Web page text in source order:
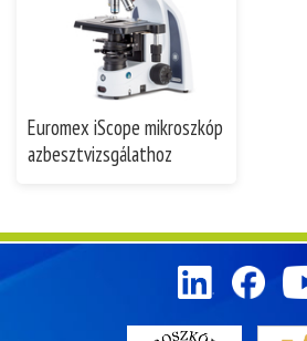
Euromex iScope mikroszkóp
azbesztvizsgálathoz